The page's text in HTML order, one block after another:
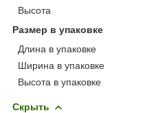
Высота
Размер в упаковке
Длина в упаковке
Ширина в упаковке
Высота в упаковке
Скрыть